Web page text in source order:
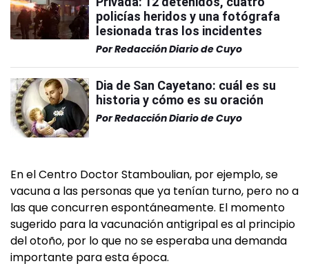
policías heridos y una fotógrafa
lesionada tras los incidentes
PorRedacción Diario de Cuyo
Dia de San Cayetano: cuál es su
historia y cómo es su oración
PorRedacción Diario de Cuyo
En el Centro Doctor Stamboulian, por ejemplo, se
vacuna a las personas que ya tenían turno, pero no a
las que concurren espontáneamente. El momento
sugerido para la vacunación antigripal es al principio
del otoño, por lo que no se esperaba una demanda
importante para esta época.